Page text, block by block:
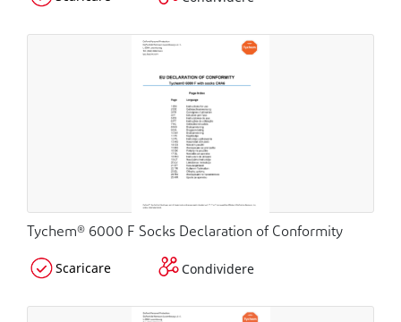
Tychem® 6000 F Socks Declaration of Conformity
Scaricare Condividere